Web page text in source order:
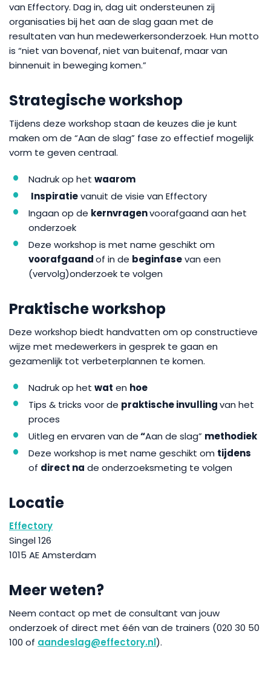
van Effectory. Dag in, dag uit ondersteunen zij
organisaties bij het aan de slag gaan met de
resultaten van hun medewerkersonderzoek. Hun motto
is “niet van bovenaf, niet van buitenaf, maar van
binnenuit in beweging komen.”
Strategische workshop
Tijdens deze workshop staan de keuzes die je kunt
maken om de “Aan de slag” fase zo effectief mogelijk
vorm te geven centraal.
Nadruk op het waarom
Inspiratievanuit de visie van Effectory
Ingaan op de kernvragenvoorafgaand aan het
onderzoek
Deze workshop is met name geschikt om
voorafgaandof in de beginfasevan een
(vervolg)onderzoek te volgen
Praktische workshop
Deze workshop biedt handvatten om op constructieve
wijze met medewerkers in gesprek te gaan en
gezamenlijk tot verbeterplannen te komen.
Nadruk op het wat en hoe
Tips & tricks voor de praktische invullingvan het
proces
Uitleg en ervaren van de“Aan de slag” methodiek
Deze workshop is met name geschikt om tijdens
of direct na de onderzoeksmeting te volgen
Locatie
Effectory
Singel 126
1015 AE Amsterdam
Meer weten?
Neem contact op met de consultant van jouw
onderzoek of direct met één van de trainers (020 30 50
100 of aandeslag@effectory.nl).